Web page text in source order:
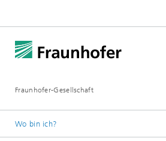
Fraunhofer-Gesellschaft
Wo bin ich?